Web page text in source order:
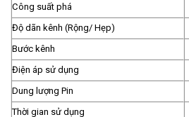
Công suất phá
Độ dãn kênh (Rộng/ Hẹp)
Bước kênh
Điện áp sử dụng
Dung lượng Pin
Thời gian sử dụng